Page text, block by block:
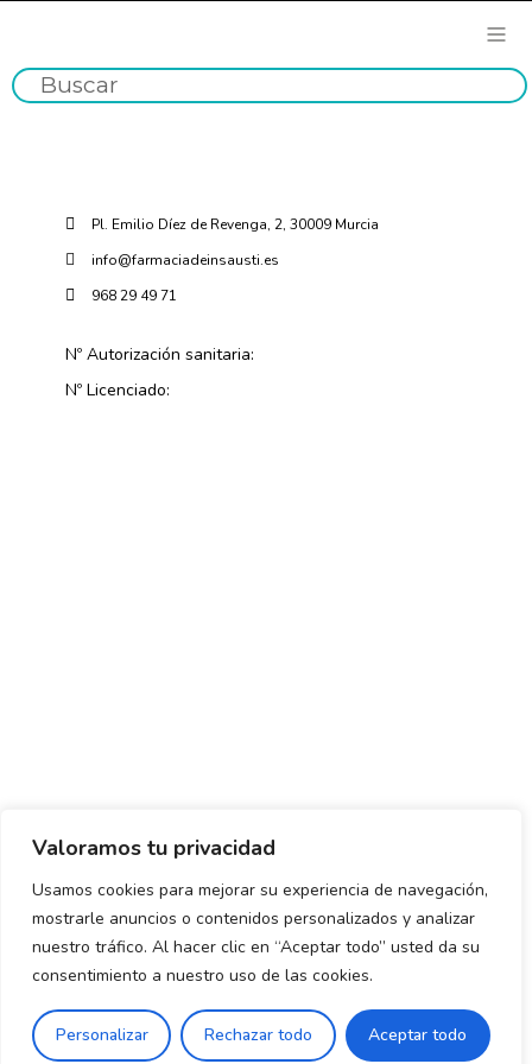
Valoramos tu privacidad
Usamos cookies para mejorar su experiencia de navegación,
mostrarle anuncios o contenidos personalizados y analizar
nuestro tráfico. Al hacer clic en “Aceptar todo” usted da su
consentimiento a nuestro uso de las cookies.
Personalizar Rechazar todo Aceptar todo
Pl. Emilio Díez de Revenga, 2, 30009 Murcia
info@farmaciadeinsausti.es
968 29 49 71
Nº Autorización sanitaria:
Nº Licenciado:
Política de envío y devoluciones Política de privacidad
Uso de cookies Aviso legal Términos y condiciones
Declaración de Accesibilidad